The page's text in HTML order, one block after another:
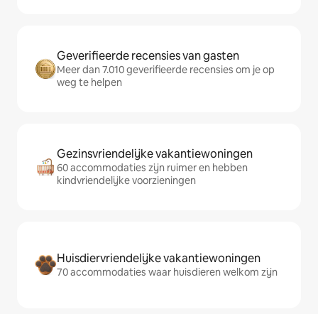
Geverifieerde recensies van gasten
Meer dan 7.010 geverifieerde recensies om je op
weg te helpen
Gezinsvriendelijke vakantiewoningen
60 accommodaties zijn ruimer en hebben
kindvriendelijke voorzieningen
Huisdiervriendelijke vakantiewoningen
70 accommodaties waar huisdieren welkom zijn